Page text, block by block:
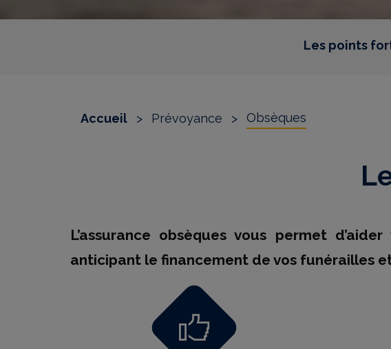
Les points
Accueil > Prévoyance > Obsèques
L’assurance obsèques vous permet
anticipant le financement de vos funérailles